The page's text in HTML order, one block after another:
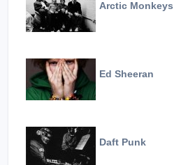
Arctic Monkeys
Ed Sheeran
Daft Punk